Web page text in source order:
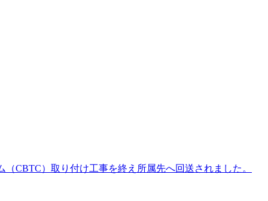
CBTC）取り付け工事を終え所属先へ回送されました。